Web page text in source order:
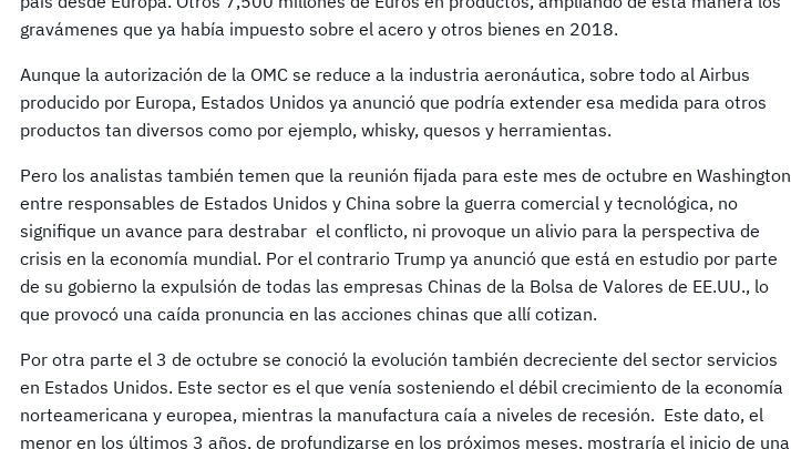
gravámenes que ya había impuesto sobre el acero y otros bienes en 2018.
Aunque la autorización de la OMC se reduce a la industria aeronáutica, sobre todo al Airbus
producido por Europa, Estados Unidos ya anunció que podría extender esa medida para otros
productos tan diversos como por ejemplo, whisky, quesos y herramientas.
Pero los analistas también temen que la reunión fijada para este mes de octubre en Washington
entre responsables de Estados Unidos y China sobre la guerra comercial y tecnológica, no
signifique un avance para destrabar el conflicto, ni provoque un alivio para la perspectiva de
crisis en la economía mundial. Por el contrario Trump ya anunció que está en estudio por parte
de su gobierno la expulsión de todas las empresas Chinas de la Bolsa de Valores de EE.UU., lo
que provocó una caída pronuncia en las acciones chinas que allí cotizan.
Por otra parte el 3 de octubre se conoció la evolución también decreciente del sector servicios
en Estados Unidos. Este sector es el que venía sosteniendo el débil crecimiento de la economía
norteamericana y europea, mientras la manufactura caía a niveles de recesión. Este dato, el
menor en los últimos 3 años, de profundizarse en los próximos meses, mostraría el inicio de una